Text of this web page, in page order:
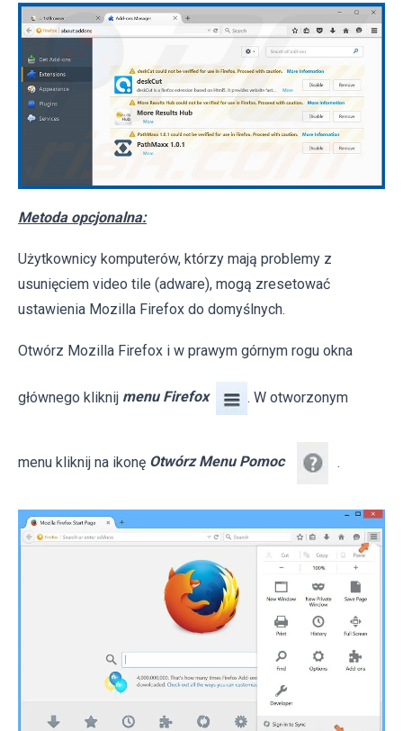
Metoda opcjonalna:
Użytkownicy komputerów, którzy mają problemy z
usunięciem video tile (adware), mogą zresetować
ustawienia Mozilla Firefox do domyślnych.
Otwórz Mozilla Firefox i w prawym górnym rogu okna
głównego kliknij menu Firefox . W otworzonym
menu kliknij na ikonę Otwórz Menu Pomoc .